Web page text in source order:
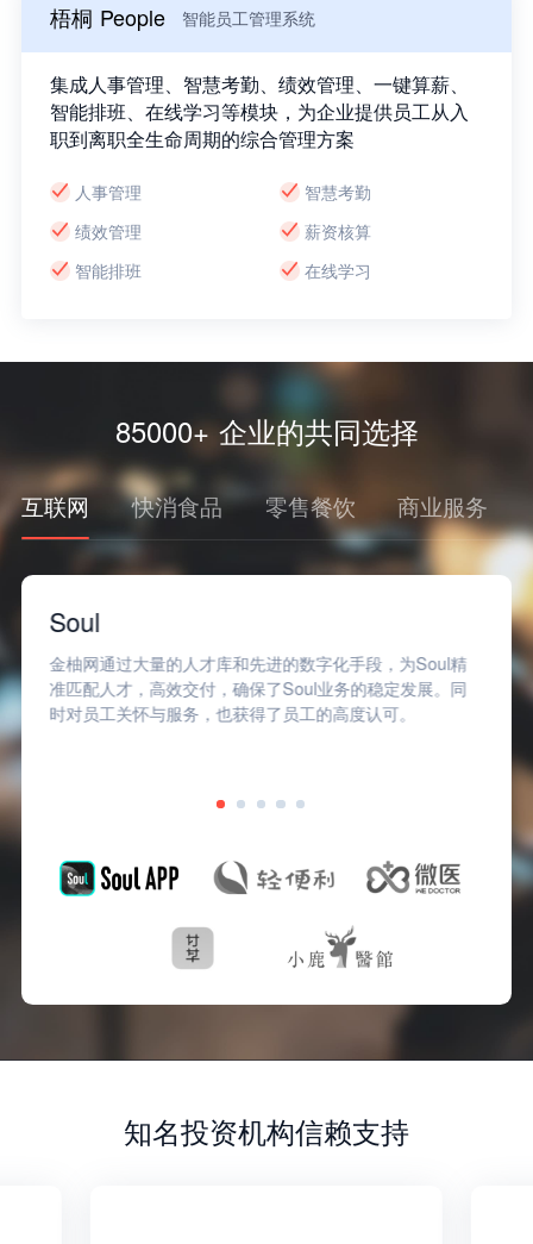
梧桐 People 智能员工管理系统
集成人事管理、智慧考勤、绩效管理、一键算薪、
智能排班、在线学习等模块，为企业提供员工从入
职到离职全生命周期的综合管理方案
人事管理
智慧考勤
绩效管理
薪资核算
智能排班
在线学习
85000+ 企业的共同选择
互联网 快消食品 零售餐饮 商业服务
Soul
金柚网通过大量的人才库和先进的数字化手段，为Soul精
准匹配人才，高效交付，确保了Soul业务的稳定发展。同
时对员工关怀与服务，也获得了员工的高度认可。
知名投资机构信赖支持